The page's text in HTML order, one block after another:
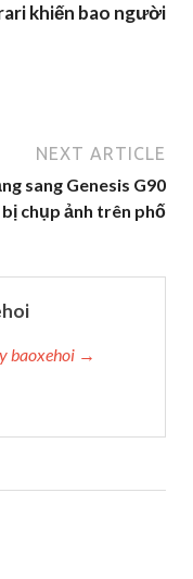
khiến bao người
NEXT ARTICLE
sang Genesis G90
bị chụp ảnh trên phố
baoxehoi →